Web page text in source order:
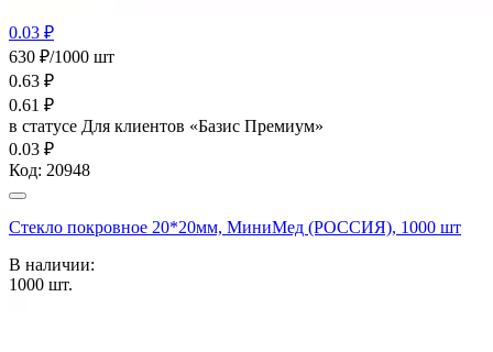
0.03 ₽
630 ₽/1000 шт
0.63 ₽
0.61 ₽
в статусе Для клиентов «Базис Премиум»
0.03 ₽
Код: 20948
Стекло покровное 20*20мм, МиниМед (РОССИЯ), 1000 шт
В наличии:
1000 шт.